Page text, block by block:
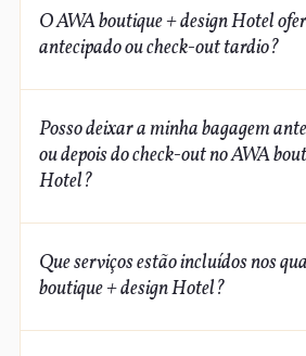
Primeira quinzena de janeiro:
até 14 dias antes do check-in. Após
cobrado 100% do valor da reserva.
cancelamento gratuito até 7 dias
Após este período, será cobrado
reserva.
12h00
O AWA boutique + design Hotel
antecipado ou check-out tardio?
antecipado
check-out tardio
Posso deixar a minha bagagem
ou depois do check-out no AWA
Hotel?
bagagem
check-in
Que serviços estão incluídos nos
boutique + design Hotel?